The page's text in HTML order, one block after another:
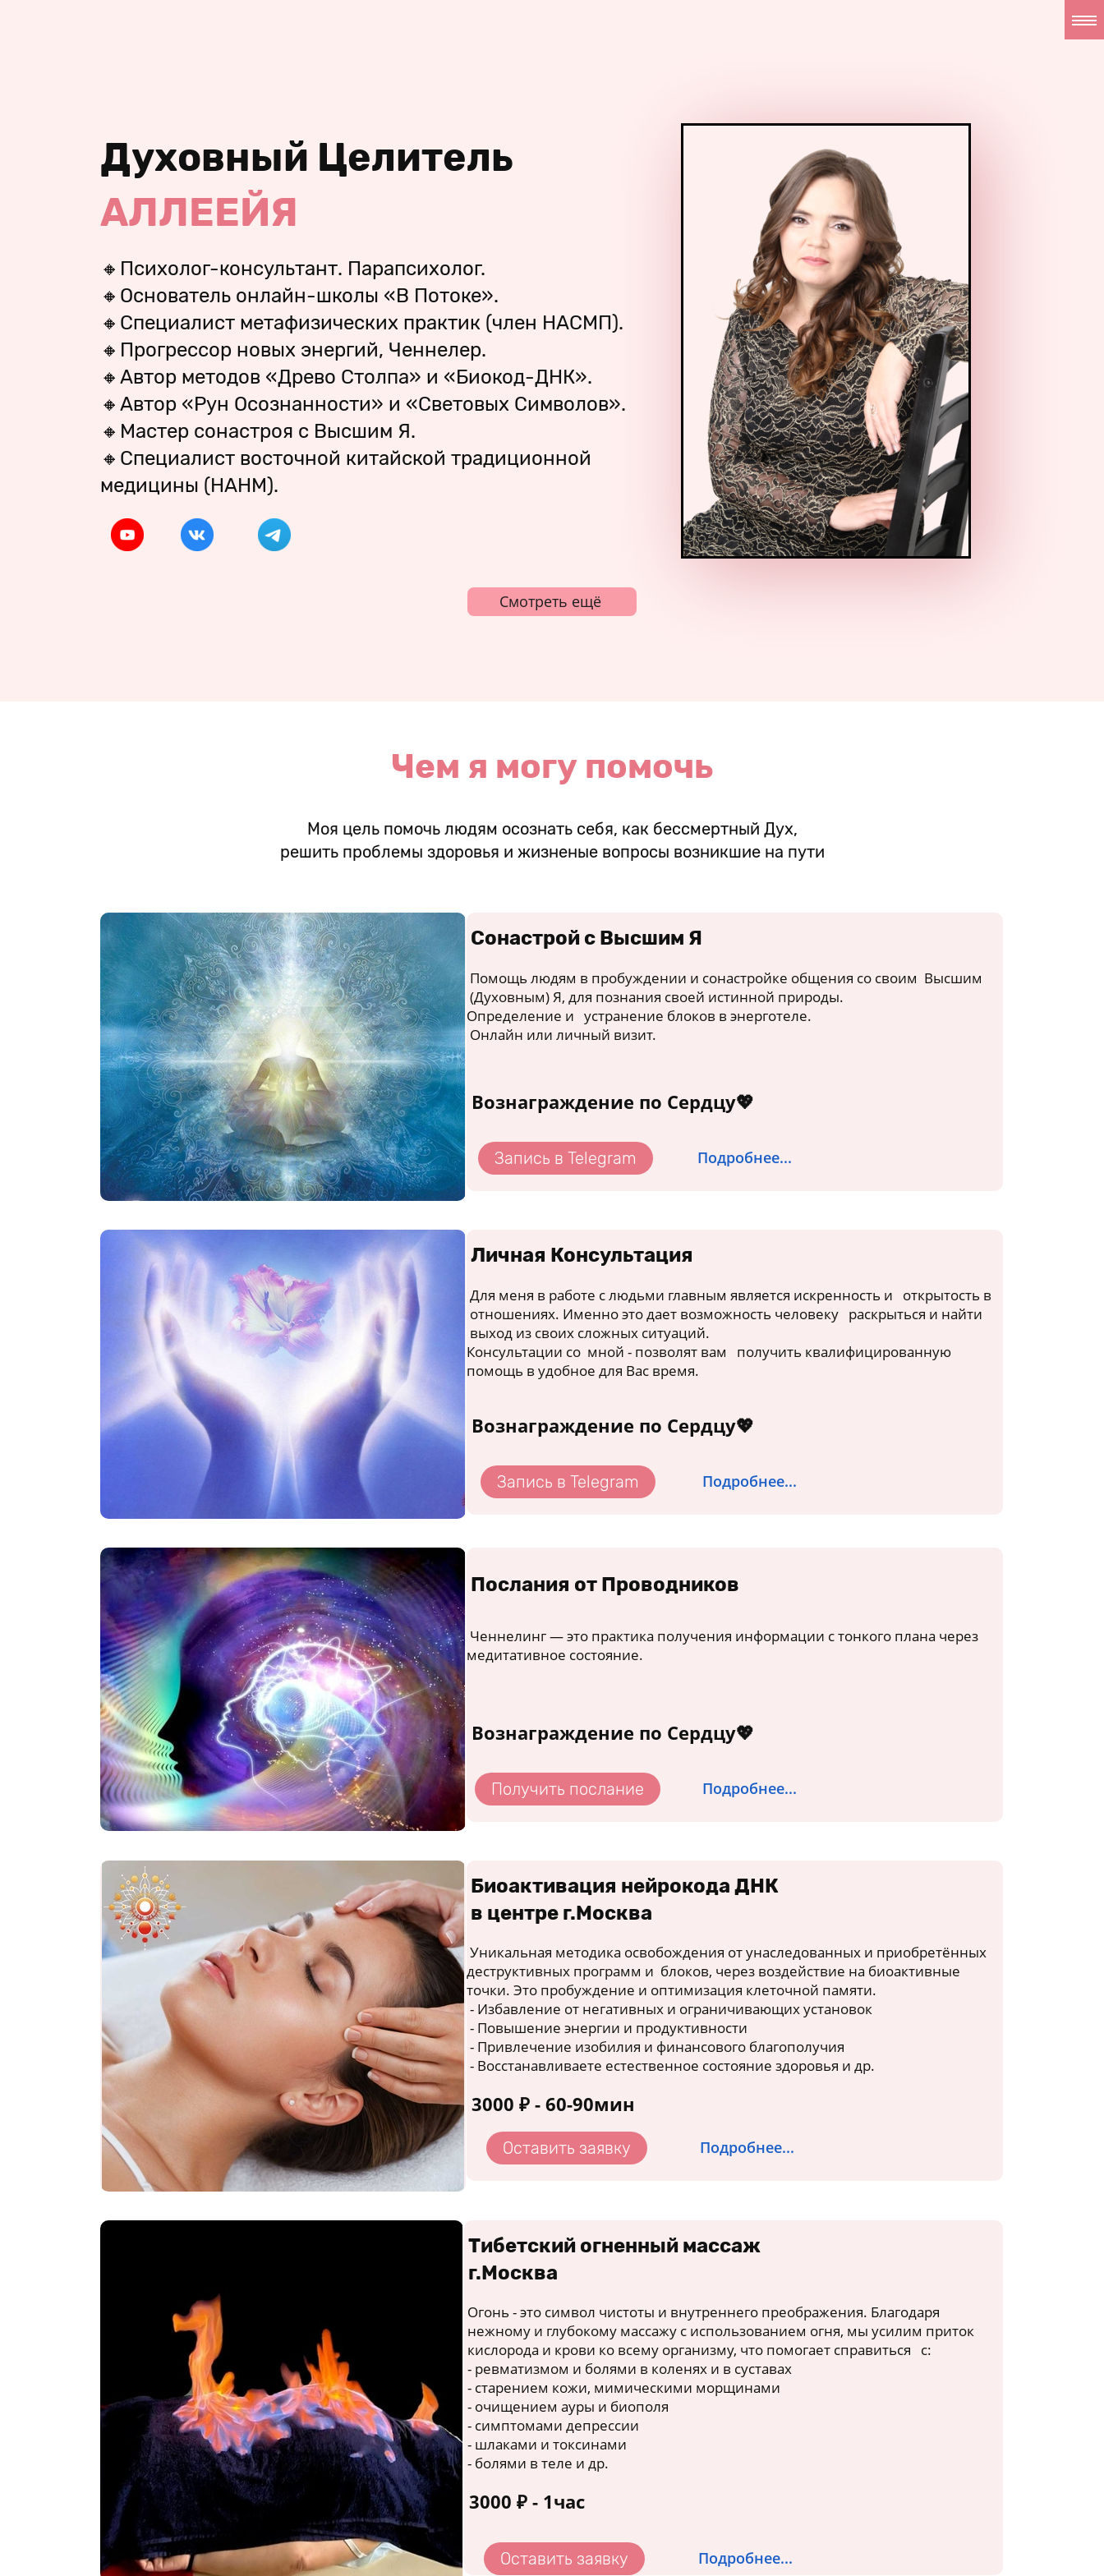
Духовный Целитель
АЛЛЕЕЙЯ
🔸Психолог-консультант. Парапсихолог.
🔸Основатель онлайн-школы «В Потоке».
🔸Специалист метафизических практик (член НАСМП).
🔸Прогрессор новых энергий, Ченнелер.
🔸Автор методов «Древо Столпа» и «Биокод-ДНК».
🔸Автор «Рун Осознанности» и «Световых Символов».
🔸Мастер сонастроя с Высшим Я.
🔸Специалист восточной китайской традиционной
медицины (НАНМ).
Смотреть ещё
Чем я могу помочь
Моя цель помочь людям осознать себя, как бессмертный Дух,
решить проблемы здоровья и жизненые вопросы возникшие на пути
Сонастрой с Высшим Я
Помощь людям в пробуждении и сонастройке общения со своим Высшим
(Духовным) Я, для познания своей истинной природы.
Определение и устранение блоков в энерготеле.
Онлайн или личный визит.
Вознаграждение по Сердцу💖
Запись в Telegram Подробнее...
Личная Консультация
Для меня в работе с людьми главным является искренность и открытость в
отношениях. Именно это дает возможность человеку раскрыться и найти
выход из своих сложных ситуаций.
Консультации со мной - позволят вам получить квалифицированную
помощь в удобное для Вас время.
Вознаграждение по Сердцу💖
Запись в Telegram Подробнее...
Послания от Проводников
Ченнелинг — это практика получения информации с тонкого плана через
медитативное состояние.
Вознаграждение по Сердцу💖
Получить послание Подробнее...
Биоактивация нейрокода ДНК
в центре г.Москва
Уникальная методика освобождения от унаследованных и приобретённых
деструктивных программ и блоков, через воздействие на биоактивные
точки. Это пробуждение и оптимизация клеточной памяти.
- Избавление от негативных и ограничивающих установок
- Повышение энергии и продуктивности
- Привлечение изобилия и финансового благополучия
- Восстанавливаете естественное состояние здоровья и др.
3000 ₽ - 60-90мин
Оставить заявку Подробнее...
Тибетский огненный массаж
г.Москва
Огонь - это символ чистоты и внутреннего преображения. Благодаря
нежному и глубокому массажу с использованием огня, мы усилим приток
кислорода и крови ко всему организму, что помогает справиться с:
- ревматизмом и болями в коленях и в суставах
- старением кожи, мимическими морщинами
- очищением ауры и биополя
- симптомами депрессии
- шлаками и токсинами
- болями в теле и др.
3000 ₽- 1час
Оставить заявку Подробнее...